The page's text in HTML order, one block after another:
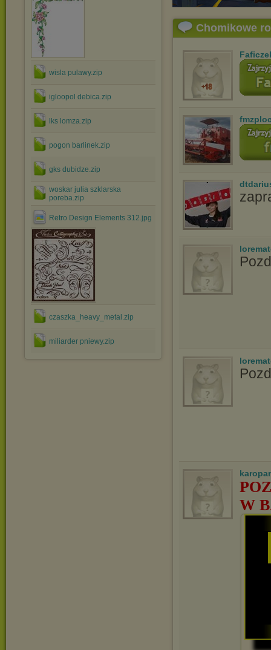
wisla pulawy.zip
igloopol debica.zip
lks lomza.zip
pogon barlinek.zip
gks dubidze.zip
woskar julia szklarska
poreba.zip
Retro Design Elements 312.jpg
czaszka_heavy_metal.zip
miliarder pniewy.zip
Chomikowe
W